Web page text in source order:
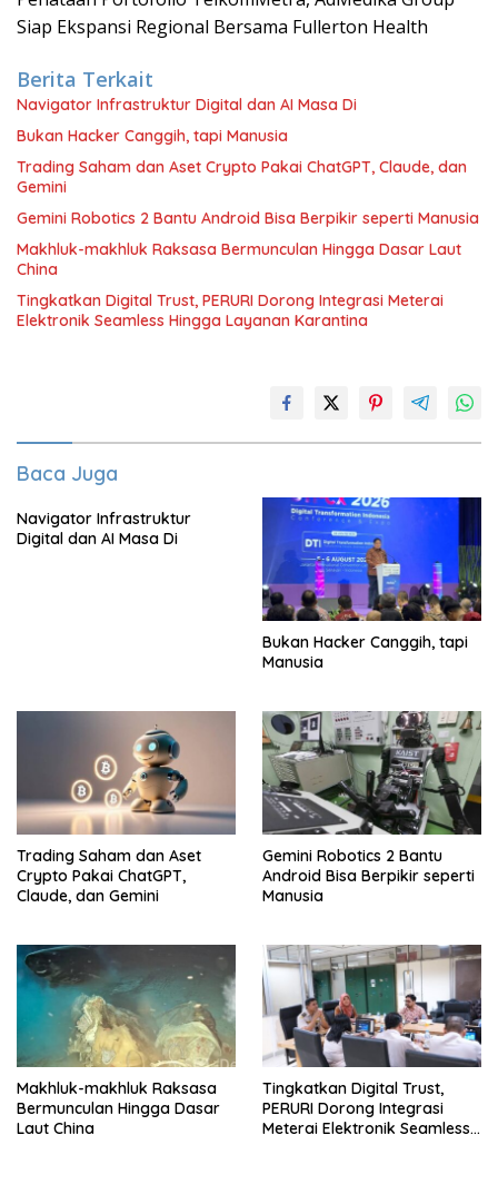
Siap Ekspansi Regional Bersama Fullerton Health
Berita Terkait
Navigator Infrastruktur Digital dan AI Masa Di
Bukan Hacker Canggih, tapi Manusia
Trading Saham dan Aset Crypto Pakai ChatGPT, Claude, dan
Gemini
Gemini Robotics 2 Bantu Android Bisa Berpikir seperti Manusia
Makhluk-makhluk Raksasa Bermunculan Hingga Dasar Laut
China
Tingkatkan Digital Trust, PERURI Dorong Integrasi Meterai
Elektronik Seamless Hingga Layanan Karantina
Baca Juga
Navigator Infrastruktur
Digital dan AI Masa Di
Bukan Hacker Canggih, tapi
Manusia
Trading Saham dan Aset
Crypto Pakai ChatGPT,
Claude, dan Gemini
Gemini Robotics 2 Bantu
Android Bisa Berpikir seperti
Manusia
Makhluk-makhluk Raksasa
Bermunculan Hingga Dasar
Laut China
Tingkatkan Digital Trust,
PERURI Dorong Integrasi
Meterai Elektronik Seamless